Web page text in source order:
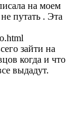
на моем
путать . Эта
зайти на
когда и что
выдадут.